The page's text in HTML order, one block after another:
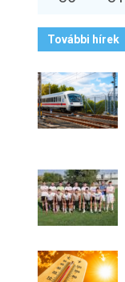
További hírek